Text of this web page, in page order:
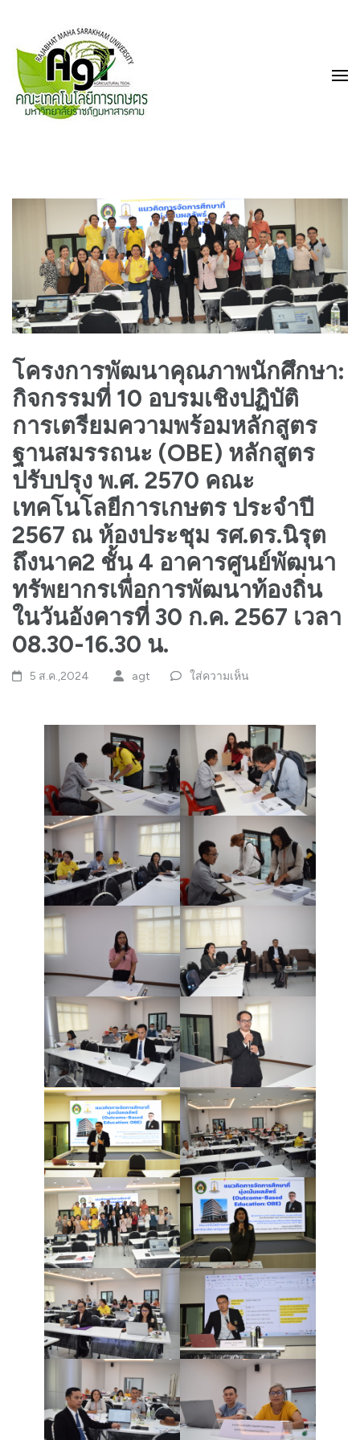
มหาสารคาม
โครงการพัฒนาคุณภาพนักศึกษา:
กิจกรรมที่ 10 อบรมเชิงปฏิบัติ
การเตรียมความพร้อมหลักสูตร
ฐานสมรรถนะ (OBE) หลักสูตร
ปรับปรุง พ.ศ. 2570 คณะ
เทคโนโลยีการเกษตร ประจำปี
2567 ณ ห้องประชุม รศ.ดร.นิรุต
ถึงนาค2 ชั้น 4 อาคารศูนย์พัฒนา
ทรัพยากรเพื่อการพัฒนาท้องถิ่น
ในวันอังคารที่ 30 ก.ค. 2567 เวลา
08.30-16.30 น.
5 ส.ค.,2024 agt ใส่ความเห็น